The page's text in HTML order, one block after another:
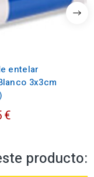
entelar
3x3cm
€
producto: